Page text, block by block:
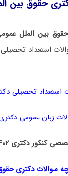
حقوق بین
بین الملل
استعداد
استعداد تحصیلی
زبان عمومی دکتری
۱۴۰۲ حقوق بین الملل عمومی
سوالات دکتری